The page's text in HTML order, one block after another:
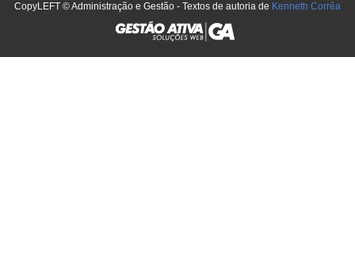
CopyLEFT © Administração e Gestão - Textos de autoria de Kenneth Corrêa